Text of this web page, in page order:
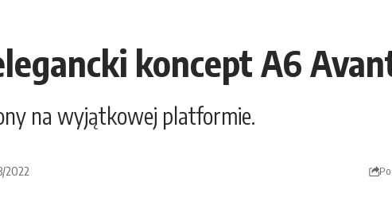
koncept A6
na wyjątkowej platformie.
2022